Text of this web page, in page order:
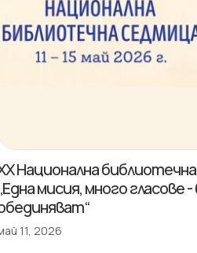
Национална
мисия, много
11, 2026